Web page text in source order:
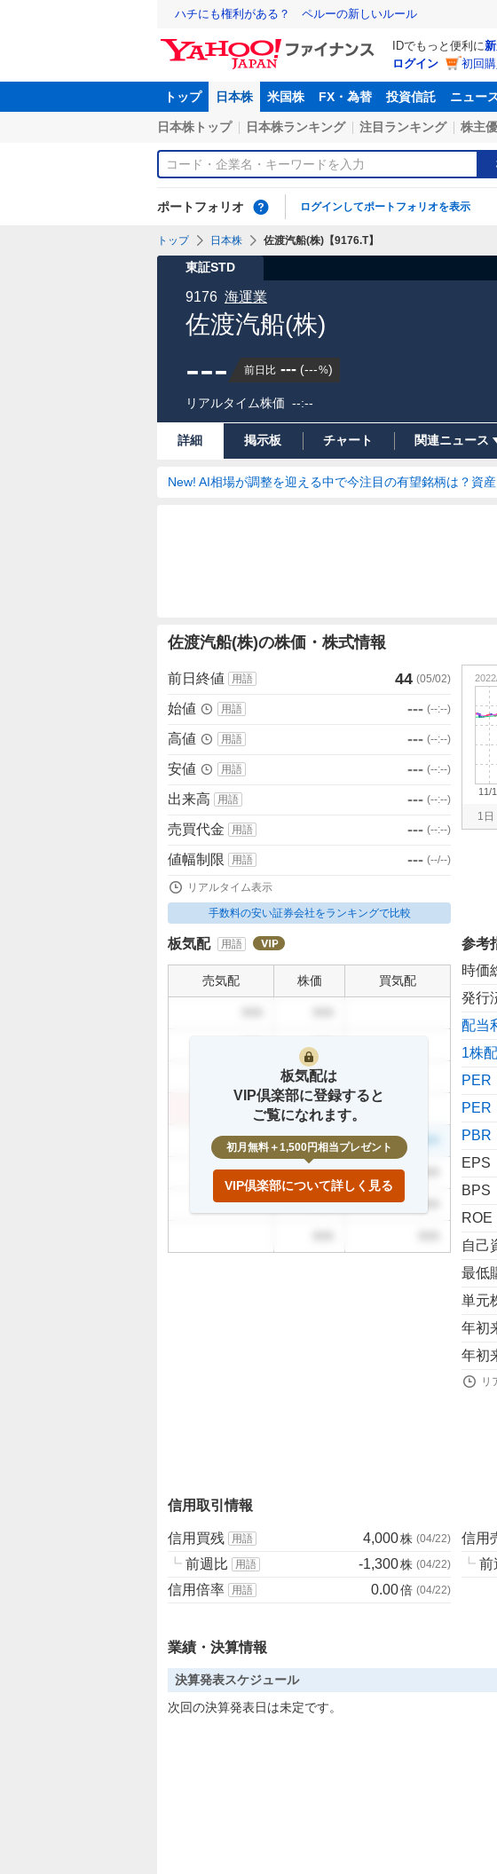
ハチにも権利がある？ ペルーの新しいルール
IDでもっと便利に
ログイン
初回
トップ 日本株 米国株 FX・為替 投資信託 ニュー
日本株トップ 日本株ランキング 注目ランキング 株主
ポートフォリオ ログインしてポートフォリオを表示
トップ 日本株 佐渡汽船(株)【9176.T】
東証STD
佐渡汽船(株)
9176 海運業
--- 前日比 --- (---%)
リアルタイム株価 --:--
詳細 掲示板 チャート 関連ニュース
New! AI相場が調整を迎える中で今注目の有望銘柄は？資
佐渡汽船(株)の株価・株式情報
価
細
値
前日終値 用語 44 (05/02)
始値 用語 --- (--:--)
高値 用語 --- (--:--)
安値 用語 --- (--:--)
出来高 用語 --- (--:--)
売買代金 用語 --- (--:--)
値幅制限 用語 --- (--/--)
リアルタイム表示
手数料の安い証券会社をランキングで比較
1日
11/
板気配 用語
売気配 株価 買気配
999
999 999
999
999
999
板気配は
VIP倶楽部に登録すると
ご覧になれます。
初月無料＋1,500円相当プレゼント
VIP倶楽部について詳しく見る
参考
時価
発行
配当
1株
PER
PER
PBR
EPS
BPS
ROE
自己
最低
単元
年初
年初
リ
信用取引情報
信用買残 用語 4,000株 (04/22)
┗ 前週比 用語 -1,300株 (04/22)
信用倍率 用語 0.00倍 (04/22)
信用
┗ 前
業績・決算情報
決算発表スケジュール
次回の決算発表日は未定です。